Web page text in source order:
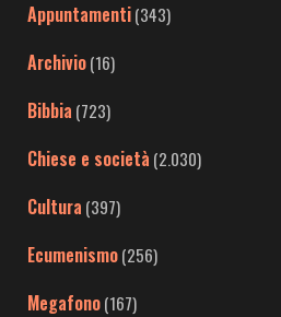
Appuntamenti(343)
Archivio(16)
Bibbia (723)
Chiese e società (2.030)
Cultura (397)
Ecumenismo(256)
Megafono(167)